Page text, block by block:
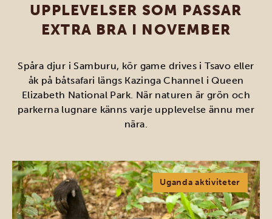
UPPLEVELSER SOM PASSAR
EXTRA BRA I NOVEMBER
Spåra djur i Samburu, kör game drives i Tsavo eller
åk på båtsafari längs Kazinga Channel i Queen
Elizabeth National Park. När naturen är grön och
parkerna lugnare känns varje upplevelse ännu mer
nära.
Uganda aktiviteter